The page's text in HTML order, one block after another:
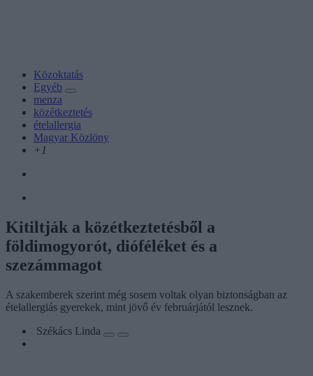
Közoktatás
Egyéb
menza
közétkeztetés
ételallergia
Magyar Közlöny
+1
Kitiltják a közétkeztetésből a
földimogyorót, dióféléket és a
szezámmagot
A szakemberek szerint még sosem voltak olyan biztonságban az
ételallergiás gyerekek, mint jövő év februárjától lesznek.
Székács Linda